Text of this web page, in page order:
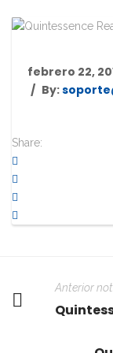
febrero 22,
By:
Share:
Anterior